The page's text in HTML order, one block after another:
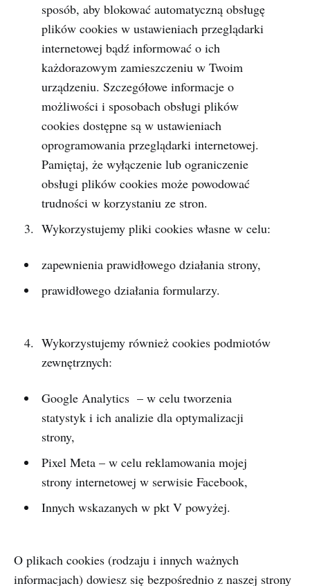
sposób, aby blokować automatyczną obsługę
plików cookies w ustawieniach przeglądarki
internetowej bądź informować o ich
każdorazowym zamieszczeniu w Twoim
urządzeniu. Szczegółowe informacje o
możliwości i sposobach obsługi plików
cookies dostępne są w ustawieniach
oprogramowania przeglądarki internetowej.
Pamiętaj, że wyłączenie lub ograniczenie
obsługi plików cookies może powodować
trudności w korzystaniu ze stron.
Wykorzystujemy pliki cookies własne w celu:
zapewnienia prawidłowego działania strony,
prawidłowego działania formularzy.
Wykorzystujemy również cookies podmiotów
zewnętrznych:
Google Analytics – w celu tworzenia
statystyk i ich analizie dla optymalizacji
strony,
Pixel Meta – w celu reklamowania mojej
strony internetowej w serwisie Facebook,
Innych wskazanych w pkt V powyżej.
O plikach cookies (rodzaju i innych ważnych
informacjach) dowiesz się bezpośrednio z naszej strony